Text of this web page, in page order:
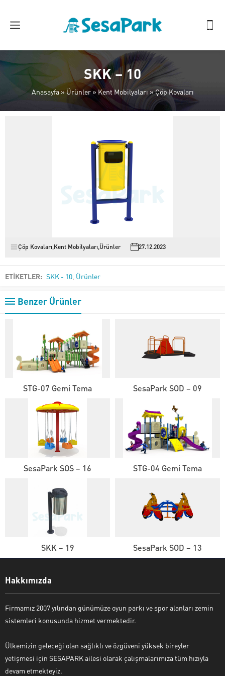
SKK – 10
Anasayfa»Ürünler»Kent Mobilyaları»Çöp Kovaları
Çöp Kovaları Kent Mobilyaları Ürünler 27.12.2023
ETİKETLER: SKK - 10 Ürünler
Benzer Ürünler
STG-07 Gemi Tema SesaPark SOD – 09
SesaPark SOS – 16 STG-04 Gemi Tema
SKK – 19 SesaPark SOD – 13
Hakkımızda
Firmamız 2007 yılından günümüze oyun parkı ve spor alanları zemin
sistemleri konusunda hizmet vermektedir.
Ülkemizin geleceği olan sağlıklı ve özgüveni yüksek bireyler
yetişmesi için SESAPARK ailesi olarak çalışmalarımıza tüm hızıyla
devam etmekteyiz.
Cevap Yaz